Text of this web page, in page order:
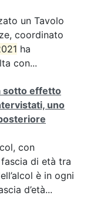
un Tavolo
coordinato
ha
con...
sotto effetto
uno
con
di età tra
è in ogni
d’età...